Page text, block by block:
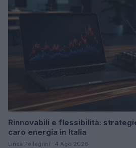
Rinnovabili e flessibilità:
caro energia in Italia
Linda Pellegrini · 4 Ago 2026